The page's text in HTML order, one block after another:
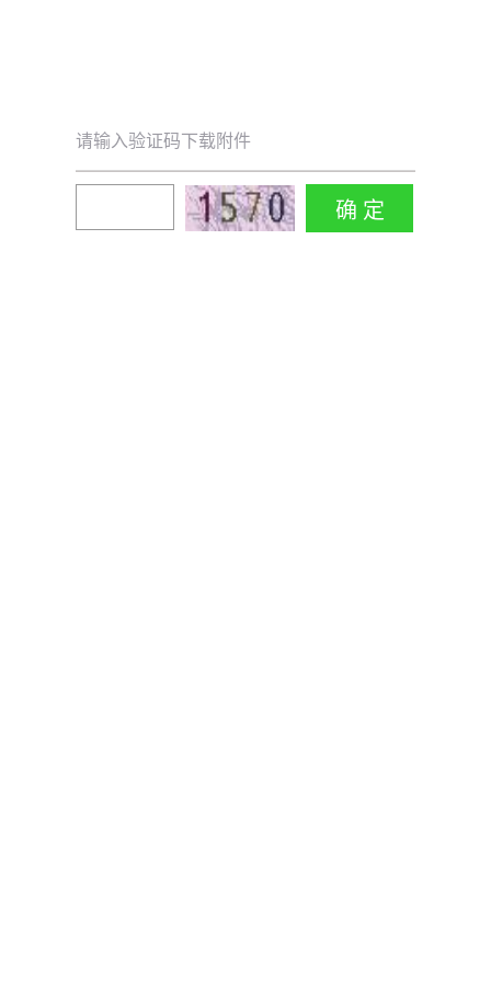
请输入验证码下载附件